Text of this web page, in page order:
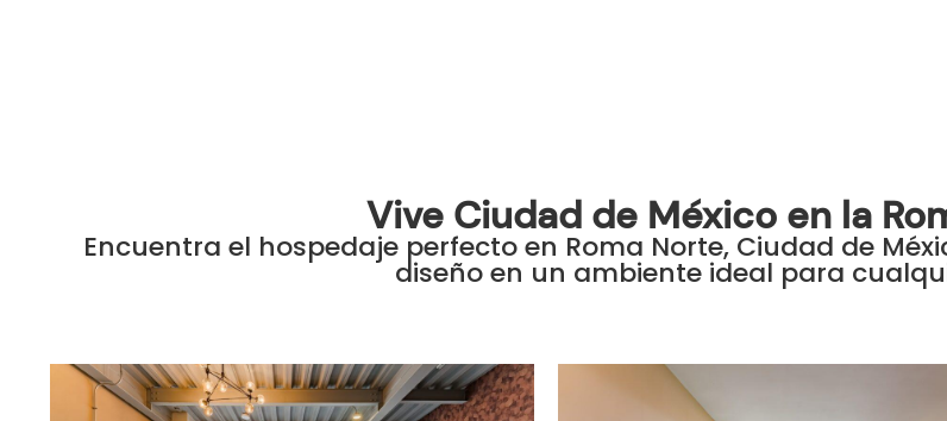
Vive Ciudad de México en la
Encuentra el hospedaje perfecto en Roma Norte, Ciudad de
diseño en un ambiente ideal para